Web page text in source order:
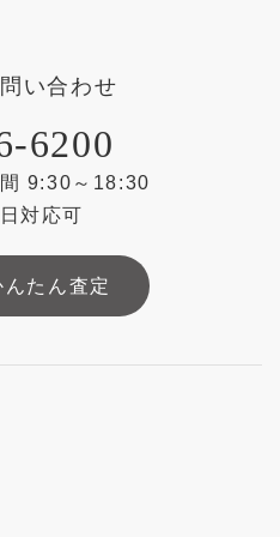
い合わせ
6200
9:30～18:30
対応可
たん査定